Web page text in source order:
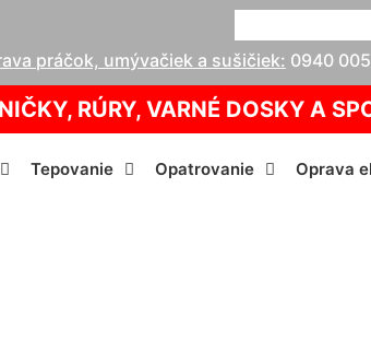
práčok, umývačiek a sušičiek: 0940
RÚRY, VARNÉ DOSKY A
Tepovanie Opatrovanie Oprava